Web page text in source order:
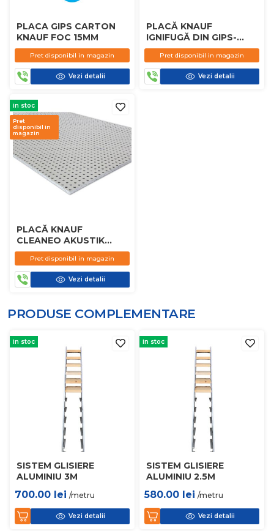
PLACA GIPS CARTON
KNAUF FOC 15MM
Pret disponibil in magazin
Vezi detalii
PLACĂ KNAUF
IGNIFUGĂ DIN GIPS-
CARTON
Pret disponibil in magazin
Vezi detalii
in stoc
Pret
disponibil in
magazin
PLACĂ KNAUF
CLEANEO AKUSTIK
1998 X 1188 X 12.5 MM
Pret disponibil in magazin
Vezi detalii
PRODUSE COMPLEMENTARE
in stoc
SISTEM GLISIERE
ALUMINIU 3M
700.00 lei /metru
Vezi detalii
in stoc
SISTEM GLISIERE
ALUMINIU 2.5M
580.00 lei /metru
Vezi detalii